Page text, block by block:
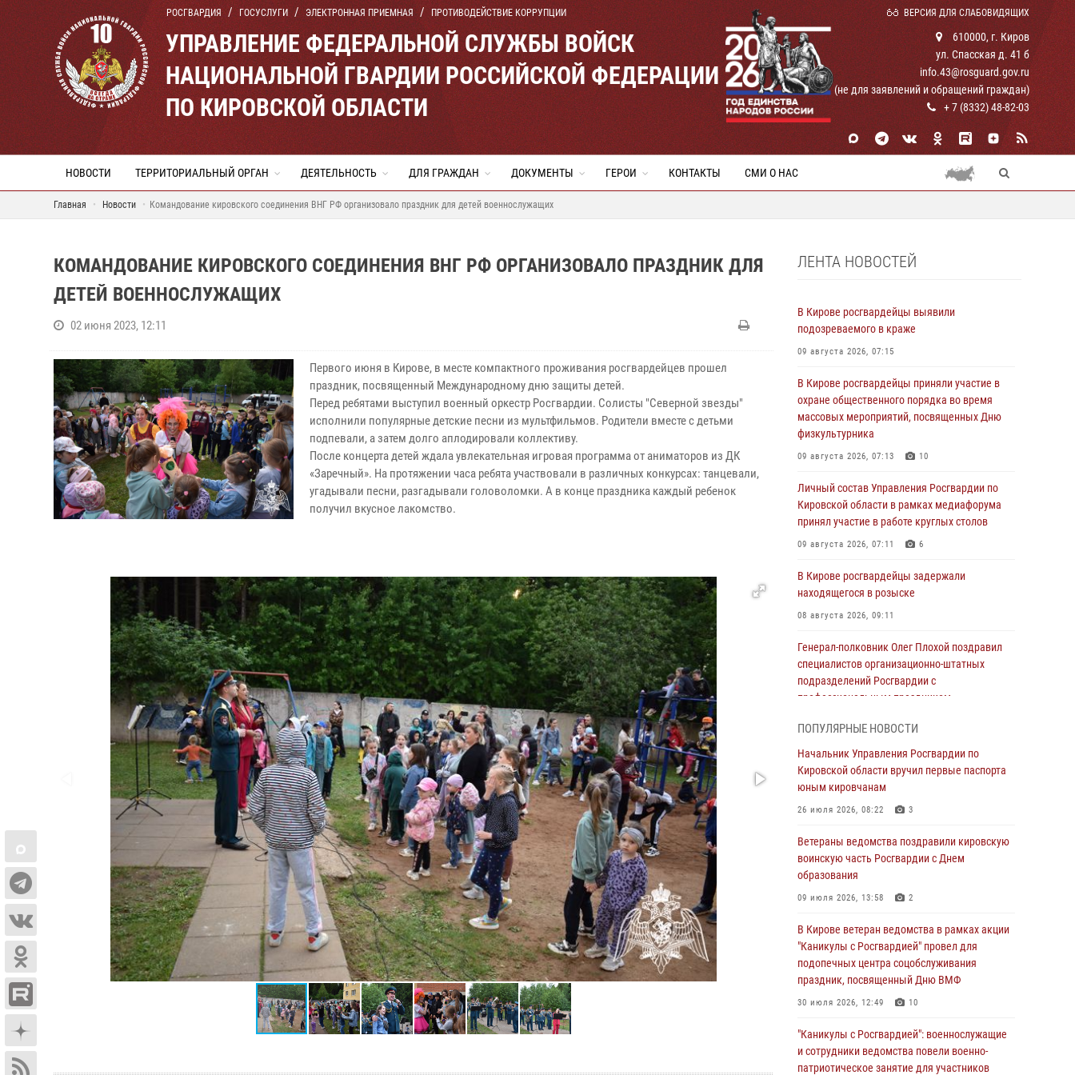
РОСГВАРДИЯ ГОСУСЛУГИ ЭЛЕКТРОННАЯ ПРИЕМНАЯ ПРОТИВОДЕЙСТВИЕ КОРРУПЦИИ ВЕРСИЯ ДЛЯ СЛАБОВИДЯЩИХ
УПРАВЛЕНИЕ ФЕДЕРАЛЬНОЙ СЛУЖБЫ ВОЙСК
НАЦИОНАЛЬНОЙ ГВАРДИИ РОССИЙСКОЙ ФЕДЕРАЦИИ
ПО КИРОВСКОЙ ОБЛАСТИ
610000, г. Киров
ул. Спасская д. 41 б
info.43@rosguard.gov.ru
(не для заявлений и обращений граждан)
+ 7 (8332) 48-82-03
НОВОСТИ ТЕРРИТОРИАЛЬНЫЙ ОРГАН ДЕЯТЕЛЬНОСТЬ ДЛЯ ГРАЖДАН ДОКУМЕНТЫ ГЕРОИ КОНТАКТЫ СМИ О НАС
Главная Новости Командование кировского соединения ВНГ РФ организовало праздник для детей военнослужащих
КОМАНДОВАНИЕ КИРОВСКОГО СОЕДИНЕНИЯ ВНГ РФ ОРГАНИЗОВАЛО ПРАЗДНИК ДЛЯ
ДЕТЕЙ ВОЕННОСЛУЖАЩИХ
02 июня 2023, 12:11
Первого июня в Кирове, в месте компактного проживания росгвардейцев прошел
праздник, посвященный Международному дню защиты детей.
Перед ребятами выступил военный оркестр Росгвардии. Солисты "Северной звезды"
исполнили популярные детские песни из мультфильмов. Родители вместе с детьми
подпевали, а затем долго аплодировали коллективу.
После концерта детей ждала увлекательная игровая программа от аниматоров из ДК
«Заречный». На протяжении часа ребята участвовали в различных конкурсах: танцевали,
угадывали песни, разгадывали головоломки. А в конце праздника каждый ребенок
получил вкусное лакомство.
ЛЕНТА НОВОСТЕЙ
В Кирове росгвардейцы выявили
подозреваемого в краже
09 августа 2026, 07:15
В Кирове росгвардейцы приняли участие в
охране общественного порядка во время
массовых мероприятий, посвященных Дню
физкультурника
09 августа 2026, 07:13 10
Личный состав Управления Росгвардии по
Кировской области в рамках медиафорума
принял участие в работе круглых столов
09 августа 2026, 07:11 6
В Кирове росгвардейцы задержали
находящегося в розыске
08 августа 2026, 09:11
Генерал-полковник Олег Плохой поздравил
специалистов организационно-штатных
подразделений Росгвардии с
профессиональным праздником
Начальник областного Управления
вневедомственной охраны принял участие во
всероссийском совещании-семинаре по
вопросам развития этого подразделения
07 августа 2026, 08:48 8 1
В Кирове росгвардейцы задержали
подозреваемого в краже инструмента
В Кирово-Чепецке росгвардейцы задержали
подозреваемого в хулиганстве
06 августа 2026, 07:00
Соколов вручил почетные знаки и грамоты
росгвардейцам (видео)
05 августа 2026, 11:00 7 1
ПОПУЛЯРНЫЕ НОВОСТИ
Начальник Управления Росгвардии по
Кировской области вручил первые паспорта
юным кировчанам
26 июля 2026, 08:22 3
Ветераны ведомства поздравили кировскую
воинскую часть Росгвардии с Днем
образования
09 июля 2026, 13:58 2
В Кирове ветеран ведомства в рамках акции
"Каникулы с Росгвардией" провел для
подопечных центра соцобслуживания
праздник, посвященный Дню ВМФ
30 июля 2026, 12:49 10
"Каникулы с Росгвардией": военнослужащие
и сотрудники ведомства повели военно-
патриотическое занятие для участников